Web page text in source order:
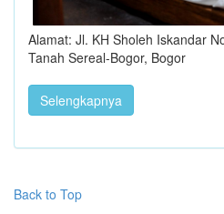
Alamat: Jl. KH Sholeh Iskandar
Tanah Sereal-Bogor, Bogor
Selengkapnya
Back to Top